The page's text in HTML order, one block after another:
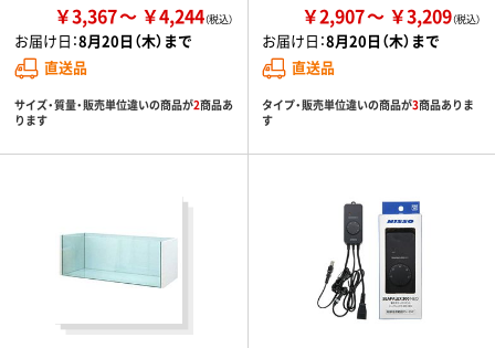
￥3,367 ￥4,244
お届け日：8月20日（木）まで
直送品
サイズ・質量・販売単位違いの商品が2商品あ
ります
￥2,907 ￥3,209
お届け日：8月20日（木）まで
直送品
タイプ・販売単位違いの商品が3商品ありま
す